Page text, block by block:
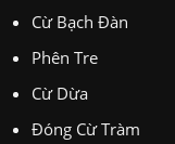
Cừ Bạch Đàn
Phên Tre
Cừ Dừa
Đóng Cừ Tràm